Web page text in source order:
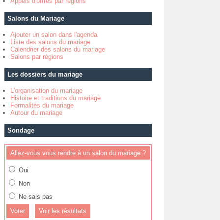
Salons du Mariage
Ajouter un salon dans l'agenda
Liste des salons du mariage
Calendrier des salons du mariage
Salons par régions
Les dossiers du mariage
L'organisation du mariage
Histoire et traditions du mariage
Formalités du mariage
Autour du mariage
Sondage
Allez-vous vous rendre à un salon du mariage ?
Oui
Non
Ne sais pas
Voir les résultats